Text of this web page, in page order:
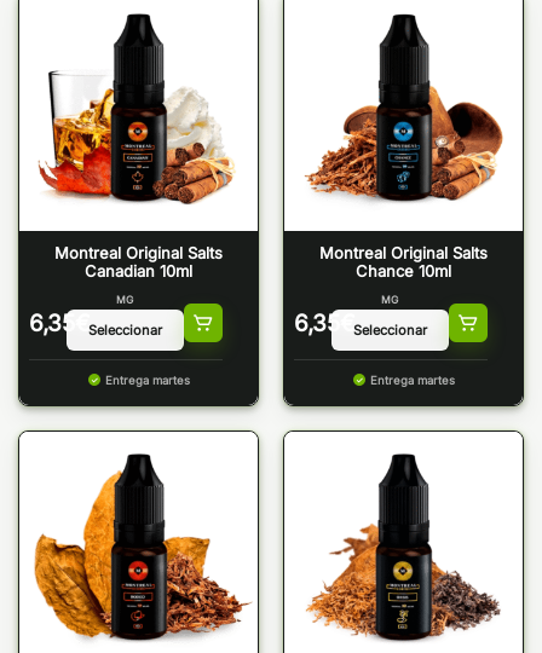
Montreal Original Salts
Canadian 10ml
6,35 €
MG
Entrega martes
Montreal Original Salts
Chance 10ml
6,35 €
MG
Entrega martes